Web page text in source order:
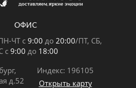
ОФИС
ЧТ с 9:00 до 20:00/ПТ, СБ,
с9:00 до 18:00
д.52
Индекс: 196105
Открыть карту